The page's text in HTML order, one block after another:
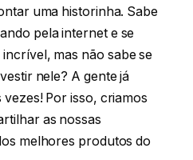
uma historinha. Sabe
pela internet e se
mas não sabe se
nele? A gente já
Por isso, criamos
as nossas
melhores produtos do